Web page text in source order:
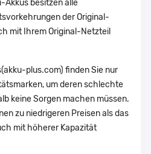
Akkus besitzen alle
der Original-
mit Ihrem Original-Netzteil
plus.com) finden Sie nur
um deren schlechte
keine Sorgen machen müssen.
zu niedrigeren Preisen als das
mit höherer Kapazität